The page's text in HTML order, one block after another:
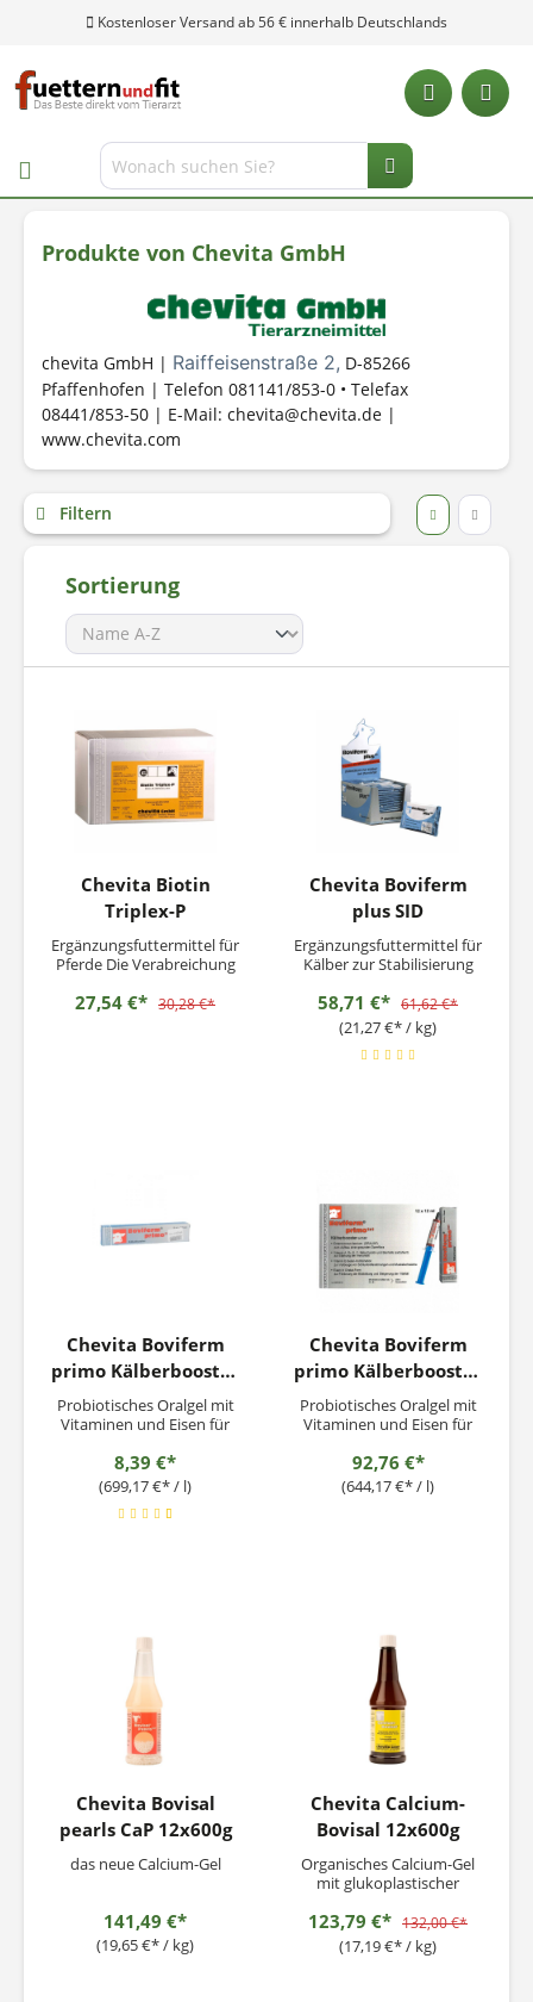
Unsere Hotline: 0 28 04 -
Produkte von Chevita GmbH
chevita GmbH | Raiffeisenstraße 2, D-85266
Pfaffenhofen | Telefon 081141/853-0 • Telefax
08441/853-50 | E-Mail: chevita@chevita.de |
www.chevita.com
Filtern
Sortierung
Chevita Biotin
Triplex-P
Ergänzungsfuttermittel für
Pferde Die Verabreichung
wenigen Möglichkeiten, die
27,54 €* 30,28 €*
Chevita Boviferm
plus SID
Ergänzungsfuttermittel für
Kälber zur Stabilisierung
Elektolythaushaltes.
Boviferm® plus SID dient
der Rehydrieung bei
Durchfall und versorgt das
58,71 €* 61,62 €*
(21,27 €* / kg)
Chevita Boviferm
primo Kälberbooster
1 Doser
Probiotisches Oralgel mit
Vitaminen und Eisen für
8,39 €*
(699,17 €* / l)
Chevita Boviferm
primo Kälberbooster
12 Doser
Probiotisches Oralgel mit
Vitaminen und Eisen für
92,76 €*
(644,17 €* / l)
Chevita Bovisal
pearls CaP 12x600g
das neue Calcium-Gel
141,49 €*
(19,65 €* / kg)
Chevita Calcium-
Bovisal 12x600g
Organisches Calcium-Gel
mit glukoplastischer
123,79 €* 132,00 €*
(17,19 €* / kg)